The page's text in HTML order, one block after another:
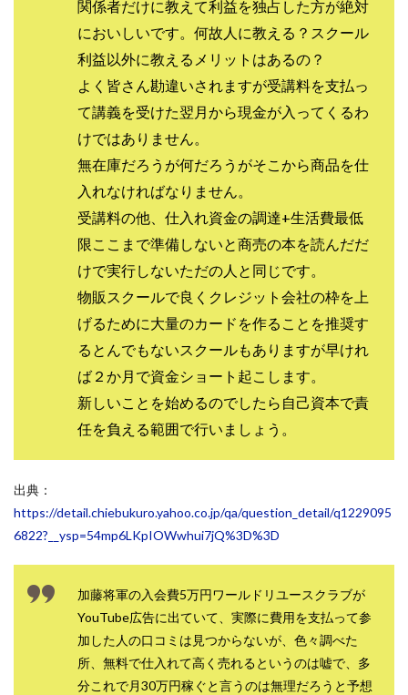
関係者だけに教えて利益を独占した方が絶対
においしいです。何故人に教える？スクール
利益以外に教えるメリットはあるの？
よく皆さん勘違いされますが受講料を支払っ
て講義を受けた翌月から現金が入ってくるわ
けではありません。
無在庫だろうが何だろうがそこから商品を仕
入れなければなりません。
受講料の他、仕入れ資金の調達+生活費最低
限ここまで準備しないと商売の本を読んだだ
けで実行しないただの人と同じです。
物販スクールで良くクレジット会社の枠を上
げるために大量のカードを作ることを推奨す
るとんでもないスクールもありますが早けれ
ば２か月で資金ショート起こします。
新しいことを始めるのでしたら自己資本で責
任を負える範囲で行いましょう。
出典：
https://detail.chiebukuro.yahoo.co.jp/qa/question_detail/q1229095
6822?__ysp=54mp6LKpIOWwhui7jQ%3D%3D
加藤将軍の入会費5万円ワールドリユースクラブが
YouTube広告に出ていて、実際に費用を支払って参
加した人の口コミは見つからないが、色々調べた
所、無料で仕入れて高く売れるというのは嘘で、多
分これで月30万円稼ぐと言うのは無理だろうと予想
合同会社V.S.L
五十嵐
五十嵐レオン
五十嵐瑛太
五十嵐真也
井上瑞希
井上裕貴
今、話題!簡単・最新お仕事サービス!
今すぐ始める副業革命
今瀬 健二
今瀬健二
仮想通貨
仮想通貨Vtuberハク
伊東みさき
伊東弘人
伊藤 弘人
会社名 合同会社paradiz
佐竹 良平
佐藤俊幸
佐藤健
佐藤彰洋 二宮瑛士
久保夕貴
佐藤竜
中山 浩昴 三上功太
三上夏治
三宅常雄
三浦健一 上原真琴
上山 大利
下田隆
世界一カンタンなFXの稼ぎ方
中原 徹
中尾龍
中悠太 丸山 徹 中本英
中村 邦明
中村健吾
中村友也 中村洸一
中村陽
中田光治
中谷司 中野
中野 友貴
一般財団法人日本投資家育成機構
合同会社Artemis
加藤陸
加藤隆伸
動画を見てGET
動画を見て報酬GET(ゲット)
北野毅
千葉雄介
即金アプリを無料ダウンロードして毎日30
友成 優吾
古賀稜
合同会社 RoyalBond
合同会社AZone
加藤浩司
合同会社blue
合同会社CMP
合同会社Fans
合同会社first
合同会社Like Factory